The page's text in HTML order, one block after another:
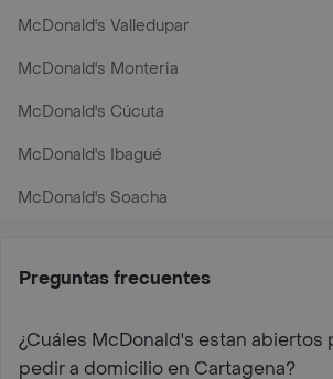
McDonald's Valledupar
McDonald's Monteria
McDonald's Cúcuta
McDonald's Ibagué
McDonald's Soacha
Preguntas frecuentes
¿Cuáles McDonald's estan abiertos
pedir a domicilio en Cartagena?